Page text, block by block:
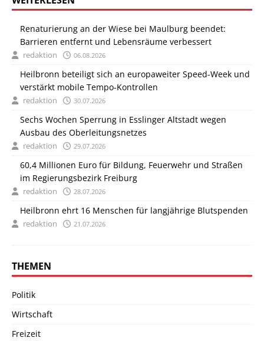
Renaturierung an der Wiese bei Maulburg beendet:
Barrieren entfernt und Lebensräume verbessert
redaktion 06.08.2026
Heilbronn beteiligt sich an europaweiter Speed-Week und
verstärkt mobile Tempo-Kontrollen
redaktion 30.07.2026
Sechs Wochen Sperrung in Esslinger Altstadt wegen
Ausbau des Oberleitungsnetzes
redaktion 29.07.2026
60,4 Millionen Euro für Bildung, Feuerwehr und Straßen
im Regierungsbezirk Freiburg
redaktion 28.07.2026
Heilbronn ehrt 16 Menschen für langjährige Blutspenden
redaktion 21.07.2026
THEMEN
Politik
Wirtschaft
Freizeit